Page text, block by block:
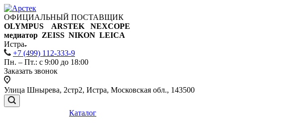
ОФИЦИАЛЬНЫЙ ПОСТАВЩИК
OLYMPUS ARSTEK NEXCOPE
медиатор ZEISS NIKON LEICA
Истра
+7 (499) 112-333-9
Пн. – Пт.: с 9:00 до 18:00
Заказать звонок
Улица Шнырева, 2стр2, Истра, Московская обл., 143500
Каталог